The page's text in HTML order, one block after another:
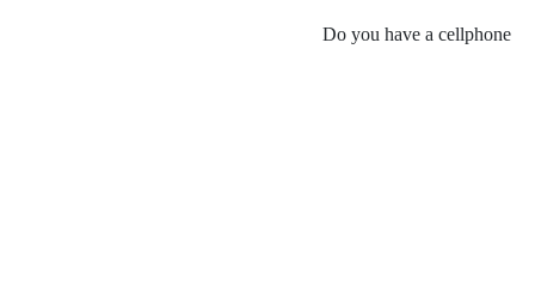
Do you have a cellphone